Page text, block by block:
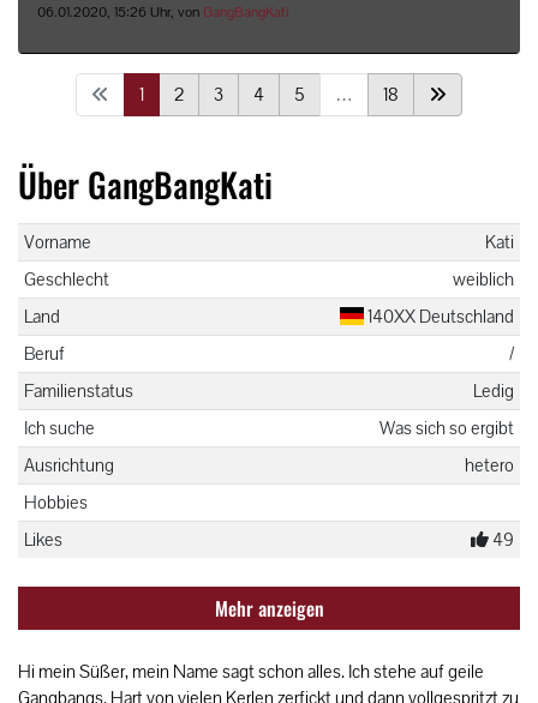
06.01.2020, 15:26 Uhr, von GangBangKati
1 2 3 4 5 … 18
Über GangBangKati
Vorname
Kati
Geschlecht
weiblich
Land
140XX Deutschland
Beruf
/
Familienstatus
Ledig
Ich suche
Was sich so ergibt
Ausrichtung
hetero
Hobbies
Likes
49
Mehr anzeigen
Hi mein Süßer, mein Name sagt schon alles. Ich stehe auf geile
Gangbangs. Hart von vielen Kerlen zerfickt und dann vollgespritzt zu